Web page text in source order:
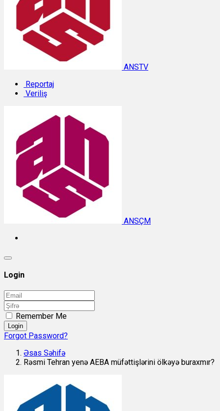
ANSTV
Reportaj
Veriliş
ANSÇM
Login
Remember Me
Login
Forgot Password?
Əsas Səhifə
Rəsmi Tehran yenə AEBA müfəttişlərini ölkəyə buraxmır?